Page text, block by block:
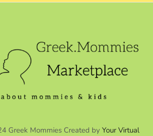
Greek Mommies Created by Your Virtual